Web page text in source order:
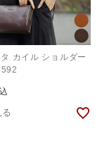
カイル ショルダー